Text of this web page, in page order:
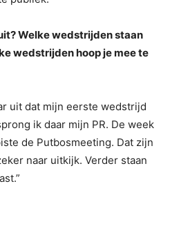
Welke wedstrijden staan
wedstrijden hoop je mee te
uit dat mijn eerste wedstrijd
ik daar mijn PR. De week
de Putbosmeeting. Dat zijn
naar uitkijk. Verder staan